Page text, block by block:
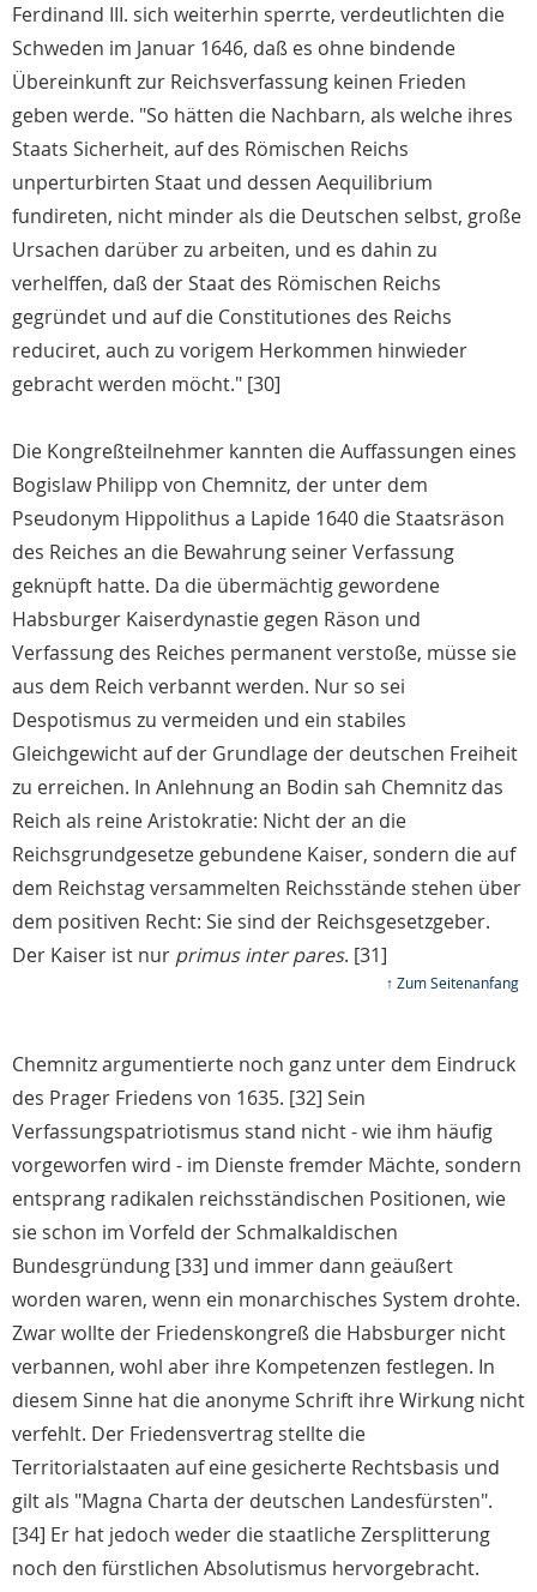
Ferdinand III. sich weiterhin sperrte, verdeutlichten die
Schweden im Januar 1646, daß es ohne bindende
Übereinkunft zur Reichsverfassung keinen Frieden
geben werde. "So hätten die Nachbarn, als welche ihres
Staats Sicherheit, auf des Römischen Reichs
unperturbirten Staat und dessen Aequilibrium
fundireten, nicht minder als die Deutschen selbst, große
Ursachen darüber zu arbeiten, und es dahin zu
verhelffen, daß der Staat des Römischen Reichs
gegründet und auf die Constitutiones des Reichs
reduciret, auch zu vorigem Herkommen hinwieder
gebracht werden möcht." [30]
Die Kongreßteilnehmer kannten die Auffassungen eines
Bogislaw Philipp von Chemnitz, der unter dem
Pseudonym Hippolithus a Lapide 1640 die Staatsräson
des Reiches an die Bewahrung seiner Verfassung
geknüpft hatte. Da die übermächtig gewordene
Habsburger Kaiserdynastie gegen Räson und
Verfassung des Reiches permanent verstoße, müsse sie
aus dem Reich verbannt werden. Nur so sei
Despotismus zu vermeiden und ein stabiles
Gleichgewicht auf der Grundlage der deutschen Freiheit
zu erreichen. In Anlehnung an Bodin sah Chemnitz das
Reich als reine Aristokratie: Nicht der an die
Reichsgrundgesetze gebundene Kaiser, sondern die auf
dem Reichstag versammelten Reichsstände stehen über
dem positiven Recht: Sie sind der Reichsgesetzgeber.
Der Kaiser ist nur primus inter pares. [31]
↑ Zum Seitenanfang
Chemnitz argumentierte noch ganz unter dem Eindruck
des Prager Friedens von 1635. [32] Sein
Verfassungspatriotismus stand nicht - wie ihm häufig
vorgeworfen wird - im Dienste fremder Mächte, sondern
entsprang radikalen reichsständischen Positionen, wie
sie schon im Vorfeld der Schmalkaldischen
Bundesgründung [33] und immer dann geäußert
worden waren, wenn ein monarchisches System drohte.
Zwar wollte der Friedenskongreß die Habsburger nicht
verbannen, wohl aber ihre Kompetenzen festlegen. In
diesem Sinne hat die anonyme Schrift ihre Wirkung nicht
verfehlt. Der Friedensvertrag stellte die
Territorialstaaten auf eine gesicherte Rechtsbasis und
gilt als "Magna Charta der deutschen Landesfürsten".
[34] Er hat jedoch weder die staatliche Zersplitterung
noch den fürstlichen Absolutismus hervorgebracht.